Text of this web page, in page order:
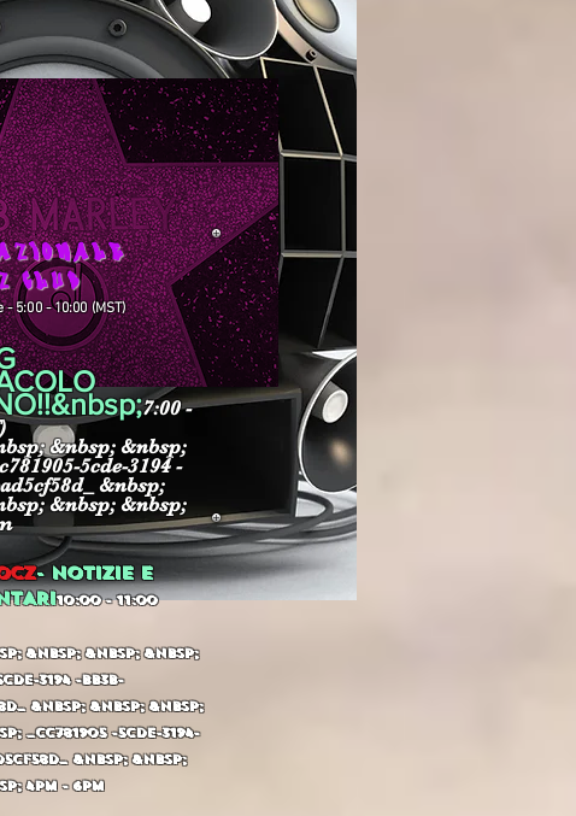
CLUB
- 5:00 - 10:00 (MST)
7:00 -
&nbsp; &nbsp;
5cde-3194 -
&nbsp;
&nbsp; &nbsp;
- NOTIZIE E
10:00 - 11:00
&nbsp; &nbsp; &nbsp;
3194 -bb3b-
&nbsp; &nbsp; &nbsp;
_cc781905 -5cde-3194-
&nbsp; &nbsp;
4pm - 6pm